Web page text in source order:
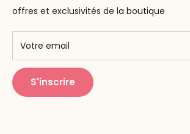
Nos marques
Centres de formation
Public Montessori
offres et exclusivités de la boutique
Votre email
S'inscrire